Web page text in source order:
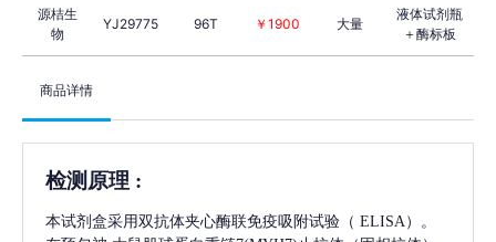
源桔生
物
YJ29775 96T ￥1900 大量
液体试剂瓶
＋酶标板
商品详情
检测原理 :
本试剂盒采用双抗体夹心酶联免疫吸附试验（ ELISA）。